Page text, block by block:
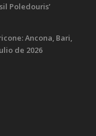
Poledouris’
Ancona, Bari,
de 2026